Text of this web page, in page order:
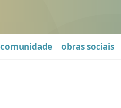
comunidade obras sociais